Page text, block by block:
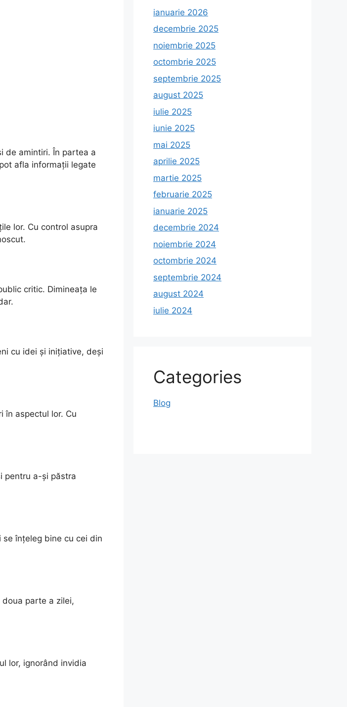
de amintiri. În partea a
afla informații legate
lor. Cu control asupra
critic. Dimineața le
cu idei și inițiative, deși
în aspectul lor. Cu
pentru a-și păstra
înțeleg bine cu cei din
parte a zilei,
lor, ignorând invidia
ianuarie 2026
decembrie 2025
noiembrie 2025
octombrie 2025
septembrie 2025
august 2025
iulie 2025
iunie 2025
mai 2025
aprilie 2025
martie 2025
februarie 2025
ianuarie 2025
decembrie 2024
noiembrie 2024
octombrie 2024
septembrie 2024
august 2024
iulie 2024
Categories
Blog